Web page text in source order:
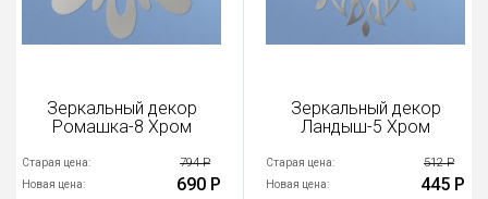
Зеркальный декор
Ромашка-8 Хром
Старая цена: 794 Р
Новая цена: 690 Р
Зеркальный декор
Ландыш-5 Хром
Старая цена: 512 Р
Новая цена: 445 Р